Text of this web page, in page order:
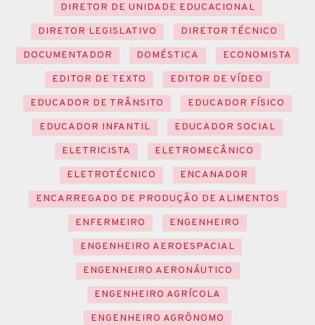
DIRETOR DE UNIDADE EDUCACIONAL
DIRETOR LEGISLATIVO
DIRETOR TÉCNICO
DOCUMENTADOR
DOMÉSTICA
ECONOMISTA
EDITOR DE TEXTO
EDITOR DE VÍDEO
EDUCADOR DE TRÂNSITO
EDUCADOR FÍSICO
EDUCADOR INFANTIL
EDUCADOR SOCIAL
ELETRICISTA
ELETROMECÂNICO
ELETROTÉCNICO
ENCANADOR
ENCARREGADO DE PRODUÇÃO DE ALIMENTOS
ENFERMEIRO
ENGENHEIRO
ENGENHEIRO AEROESPACIAL
ENGENHEIRO AERONÁUTICO
ENGENHEIRO AGRÍCOLA
ENGENHEIRO AGRÔNOMO